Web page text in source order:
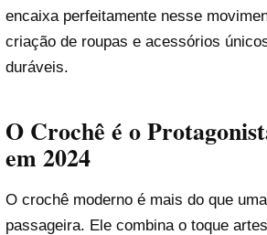
encaixa perfeitamente nesse
criação de roupas e acessórios
duráveis.
O Crochê é o
em 2024
O crochê moderno é mais do que
passageira. Ele combina o toque